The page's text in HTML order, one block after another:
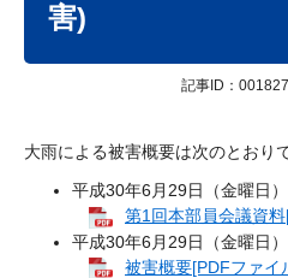
害)
記事ID：
大雨による被害概要は次のとおりで
平成30年6月29日（金曜日
第1回本部員会議資
平成30年6月29日（金曜日
被害概要[PDFファイ